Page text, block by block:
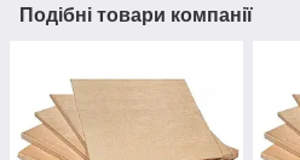
Подібні товари компанії